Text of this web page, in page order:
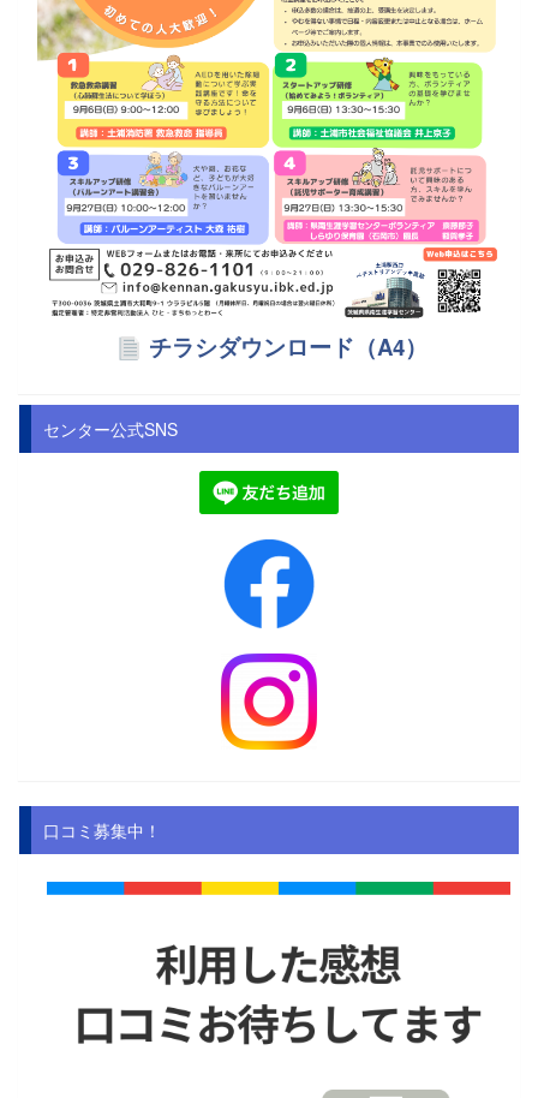
チラシダウンロード（A4）
センター公式SNS
口コミ募集中！